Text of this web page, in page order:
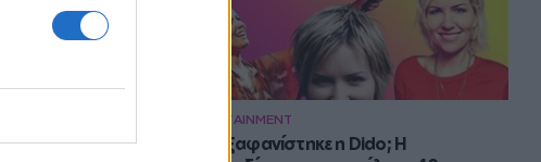
ENTERTAINMENT
Πού εξαφανίστηκε η Dido; Η